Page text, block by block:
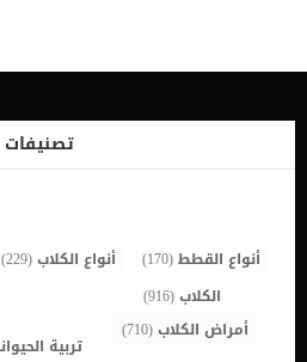
الغازات في الكلاب؟ إلى جانب رائحة
والقيء. كما أن أعراض وجود الغازات في
الوزن بشكل ملحوظ. اقرأ أيضا:
الكلاب الخمول
تصنيفات
أنواع القطط(170) أنواع الكلاب(229)
الكلاب(916)
أمراض الكلاب(710)
تربية